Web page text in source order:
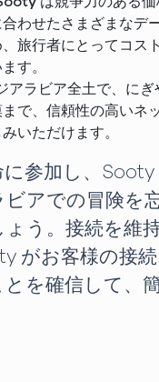
わせたさまざまなデ
、旅行者にとってコス
す。
アラビア全土で、に
まで、信頼性の高いネ
いただけます。
参加し、Sooty
アでの冒険を
う。接続を維
がお客様の接
を確信して、